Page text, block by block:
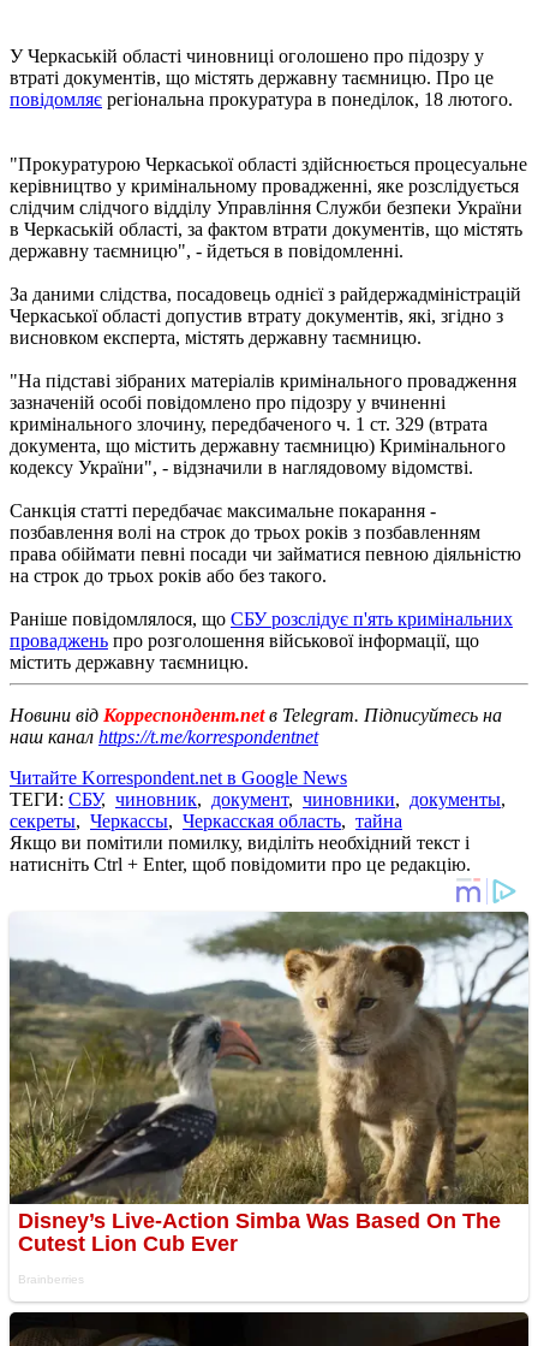
У Черкаській області чиновниці оголошено про підозру у
втраті документів, що містять державну таємницю. Про це
повідомляє регіональна прокуратура в понеділок, 18 лютого.
"Прокуратурою Черкаської області здійснюється процесуальне
керівництво у кримінальному провадженні, яке розслідується
слідчим слідчого відділу Управління Служби безпеки України
в Черкаській області, за фактом втрати документів, що містять
державну таємницю", - йдеться в повідомленні.
За даними слідства, посадовець однієї з райдержадміністрацій
Черкаської області допустив втрату документів, які, згідно з
висновком експерта, містять державну таємницю.
"На підставі зібраних матеріалів кримінального провадження
зазначеній особі повідомлено про підозру у вчиненні
кримінального злочину, передбаченого ч. 1 ст. 329 (втрата
документа, що містить державну таємницю) Кримінального
кодексу України", - відзначили в наглядовому відомстві.
Санкція статті передбачає максимальне покарання -
позбавлення волі на строк до трьох років з позбавленням
права обіймати певні посади чи займатися певною діяльністю
на строк до трьох років або без такого.
Раніше повідомлялося, що СБУ розслідує п'ять кримінальних
проваджень про розголошення військової інформації, що
містить державну таємницю.
Новини від Корреспондент.netв Telegram. Підписуйтесь на
наш канал https://t.me/korrespondentnet
Читайте Korrespondent.net в Google News
ТЕГИ: СБУ, чиновник, документ, чиновники, документы,
секреты, Черкассы, Черкасская область, тайна
Якщо ви помітили помилку, виділіть необхідний текст і
натисніть Ctrl + Enter, щоб повідомити про це редакцію.